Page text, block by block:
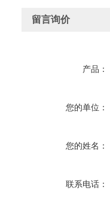
留言询价
产品：
您的单位：
您的姓名：
联系电话：